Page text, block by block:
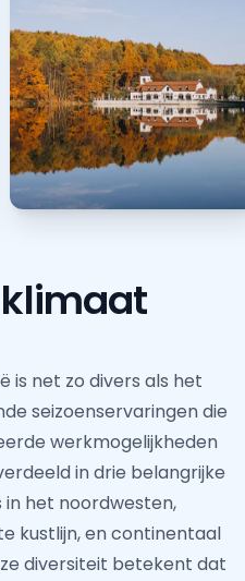
is net zo divers als het
seizoenservaringen die
werkmogelijkheden
in drie belangrijke
in het noordwesten,
kustlijn, en continentaal
diversiteit betekent dat